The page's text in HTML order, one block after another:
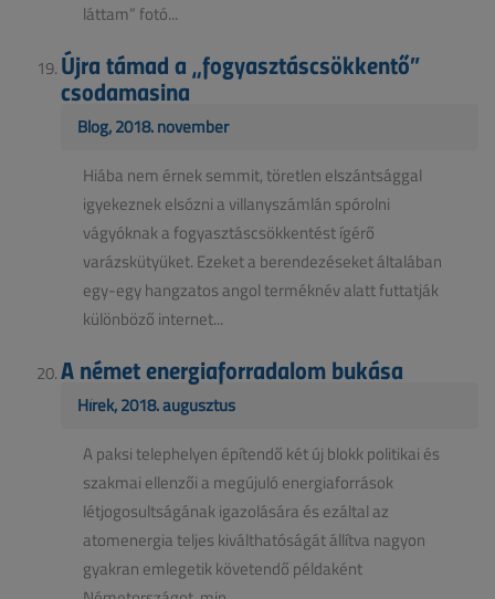
láttam” fotó...
Újra támad a „fogyasztáscsökkentő”
csodamasina
Blog, 2018. november
Hiába nem érnek semmit, töretlen elszántsággal
igyekeznek elsózni a villanyszámlán spórolni
vágyóknak a fogyasztáscsökkentést ígérő
varázskütyüket. Ezeket a berendezéseket általában
egy-egy hangzatos angol terméknév alatt futtatják
különböző internet...
A német energiaforradalom bukása
Hírek, 2018. augusztus
A paksi telephelyen építendő két új blokk politikai és
szakmai ellenzői a megújuló energiaforrások
létjogosultságának igazolására és ezáltal az
atomenergia teljes kiválthatóságát állítva nagyon
gyakran emlegetik követendő példaként